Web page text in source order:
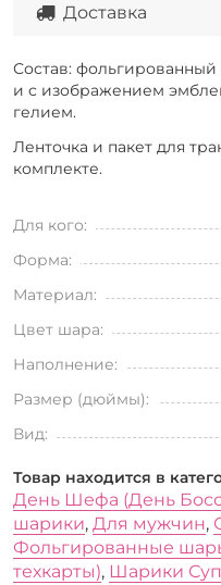
Доставка
Состав:
и с изображением
гелием.
Ленточка и пакет для
комплекте.
Для кого:
Форма:
Материал:
Цвет шара:
Наполнение:
Размер (дюймы):
Вид:
Товар находится в
День Шефа (День
шарики, Для мужчин,
Фольгированные
техкарты), Шарики